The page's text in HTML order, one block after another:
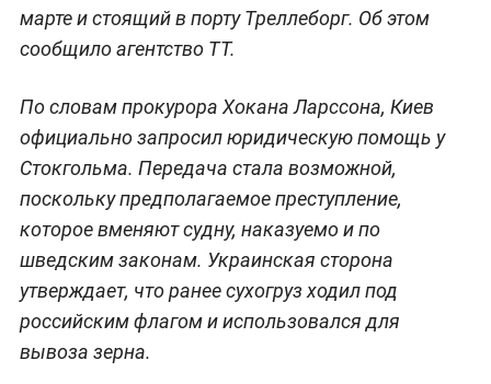
марте и стоящий в порту Треллеборг. Об этом
сообщило агентство ТТ.
По словам прокурора Хокана Ларссона, Киев
официально запросил юридическую помощь у
Стокгольма. Передача стала возможной,
поскольку предполагаемое преступление,
которое вменяют судну, наказуемо и по
шведским законам. Украинская сторона
утверждает, что ранее сухогруз ходил под
российским флагом и использовался для
вывоза зерна.